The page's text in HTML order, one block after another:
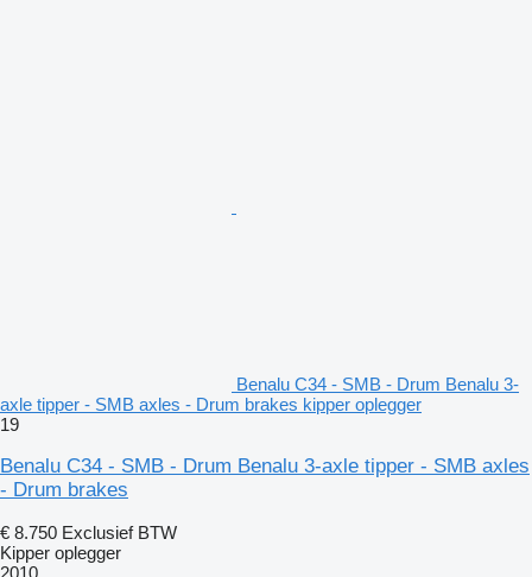
Benalu C34 - SMB - Drum Benalu 3-
axle tipper - SMB axles - Drum brakes kipper oplegger
19
Benalu C34 - SMB - Drum Benalu 3-axle tipper - SMB axles
- Drum brakes
€ 8.750 Exclusief BTW
Kipper oplegger
2010